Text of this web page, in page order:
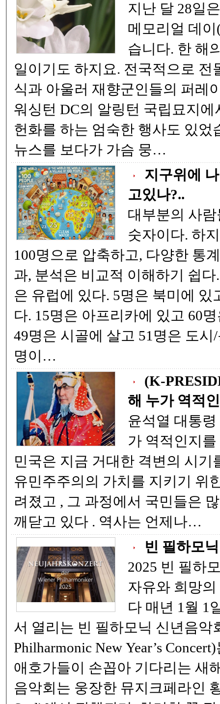
지난 달 28일
메모리얼 데이
습니다. 한 해의 첫번째 국가공휴
일이기도 하지요. 전국적으로 전몰장병을 위한 추모
식과 아울러 재향군인들의 퍼레이드도 있었습니다.
워싱턴 DC의 알링턴 국립묘지에서는 미국 대통령이
헌화를 하는 엄숙한 행사도 있었습니다. 그날 CNN
뉴스를 보다가 가슴 뭉…
지구위에
고있나?..
대부분의 사람들에
숫자이다. 하지만 세계 78억 명을
100명으로 압축하고, 다양한 통계로 압축했다. 그 결
과, 분석은 비교적 이해하기 쉽다. 즉, 100명중 11명
은 유럽에 있다. 5명은 북미에 있고 9명은 남미에 있
다. 15명은 아프리카에 있고 60명은 아시아에 있다.
49명은 시골에 살고 51명은 도시/동네 거주하며 77
명이…
(K-
해 누가 역적
윤석열 대통령 ! 계몽령을 통해 누
가 역적인지를 알게 되었다 . 대한
민국은 지금 거대한 격변의 시기를 지나고 있다 . 자
유민주주의의 가치를 지키기 위한 국가적 결단이 내
려졌고 , 그 과정에서 국민들은 많은 것을 목격하며
깨닫고 있다 . 역사는 언제나…
빈 필하모
2025 빈 필하
자유와 희망
다 매년 1월 1일, 오스트리아 빈에
서 열리는 빈 필하모닉 신년음악회 (Vienna
Philharmonic New Year’s
애호가들이 손꼽아 기다리는 새
음악회는 웅장한 뮤지크페라인